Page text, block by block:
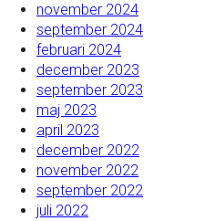
november 2024
september 2024
februari 2024
december 2023
september 2023
maj 2023
april 2023
december 2022
november 2022
september 2022
juli 2022